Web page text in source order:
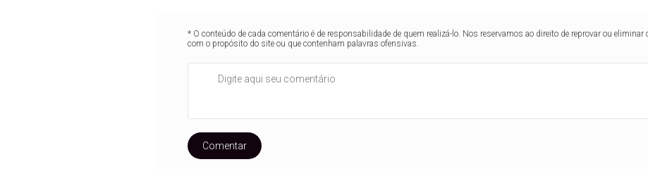
* O conteúdo de cada comentário é de responsabilidade de quem realizá-lo. Nos reservamos ao direito de reprovar ou
com o propósito do site ou que contenham palavras ofensivas.
Comentar